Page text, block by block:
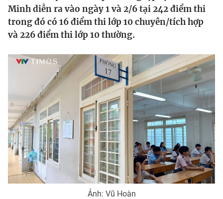
Tin tức
Thế giới đó đây
Câu chuyện quốc tế
Kinh tế
Góc doanh nghiệp
Dữ liệu và đời sống
Truyền hình
Phim VTV
Hậu trường
Nhân vật
Khán giả
Giải sao mai
Giải trí
Điện ảnh
Âm nhạc
Sao
Đời sống
Du lịch
Làm đẹp
Giáo dục
Minh diễn ra vào ngày 1 và 2/6 tại 242 điểm thi
trong đó có 16 điểm thi lớp 10 chuyên/tích hợp
và 226 điểm thi lớp 10 thường.
Ảnh: Vũ Hoàn